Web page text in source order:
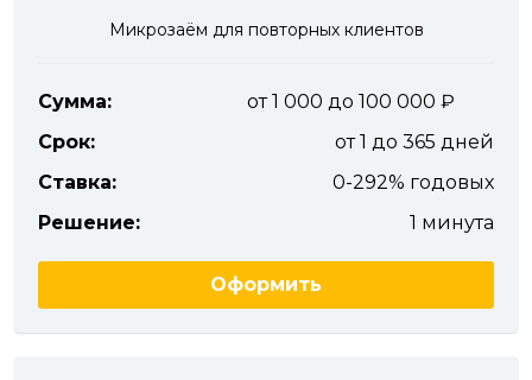
Микрозаём для повторных клиентов
Сумма:
от 1 000 до 100 000
Срок:
от 1 до 365 дней
Ставка:
0-292% годовых
Решение:
1 минута
Оформить